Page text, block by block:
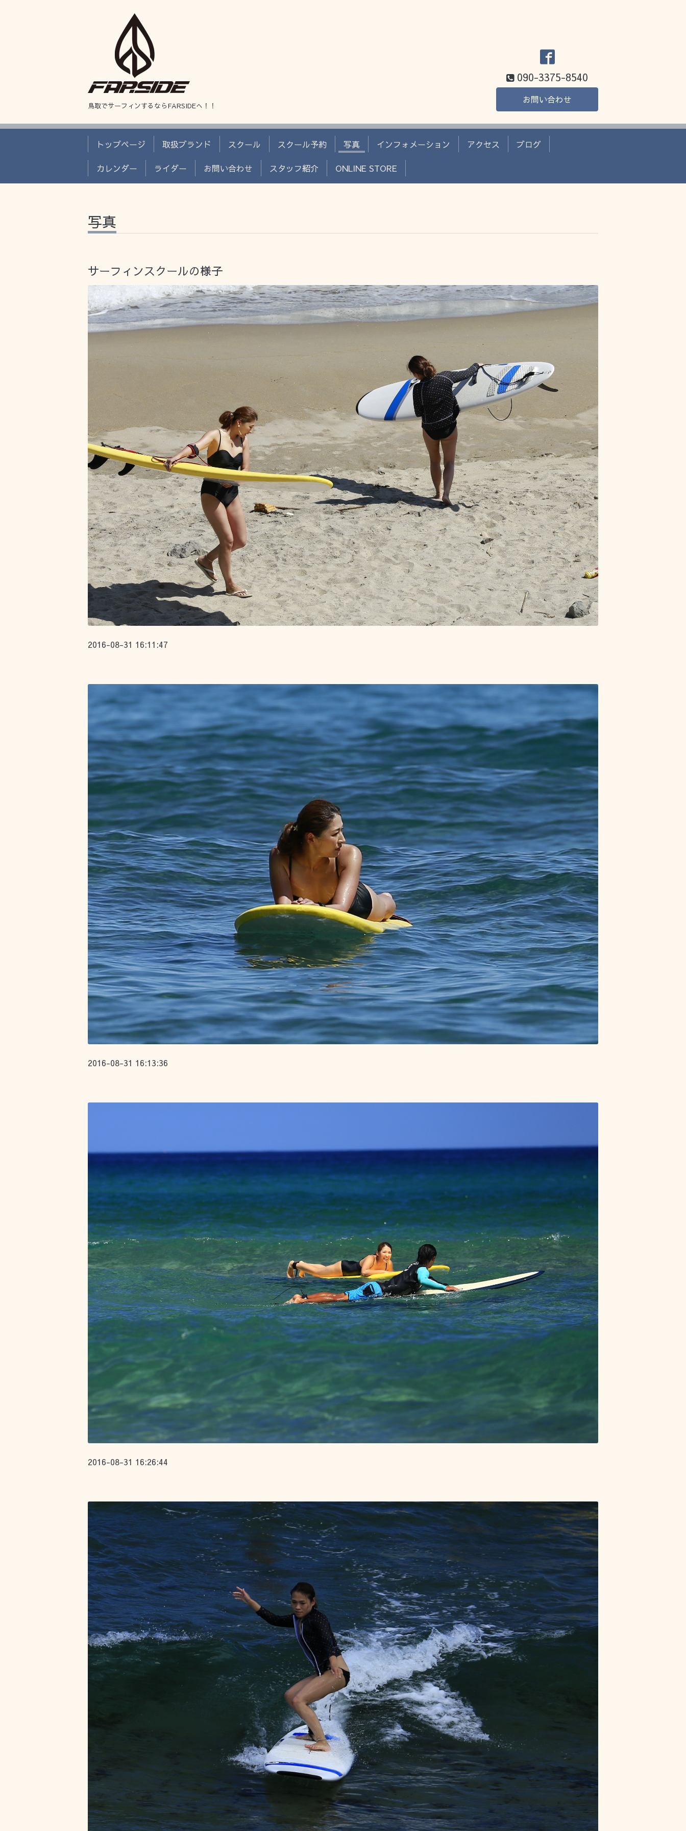
鳥取でサーフィンするならFARSIDEへ！！
090-3375-8540
お問い合わせ
トップページ 取扱ブランド スクール スクール予約 写真 インフォメーション アクセス ブログ
カレンダー ライダー お問い合わせ スタッフ紹介 ONLINE STORE
写真
サーフィンスクールの様子
2016-08-31 16:11:47
2016-08-31 16:13:36
2016-08-31 16:26:44